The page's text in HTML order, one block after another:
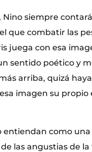
Nino siempre
que combatir las
juega con esa
sentido poético y
arriba, quizá
imagen su propio
entiendan como
las angustias de